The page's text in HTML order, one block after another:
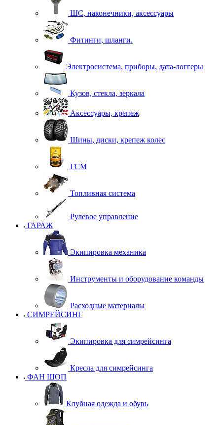
ШС, наконечники, аксессуары
Фитинги, шланги.
Электросистема, приборы, дата-логгеры
Кузов, стекла, зеркала
Аксессуары, крепеж
Шины, диски, крепеж колес
ГСМ
Топливная система
Рулевое управление
ГАРАЖ
Экипировка механика
Инструменты и оборудование команды
Расходные материалы
СИМРЕЙСИНГ
Экипировка для симрейсинга
Кресла для симрейсинга
ФАН ШОП
Клубная одежда и обувь